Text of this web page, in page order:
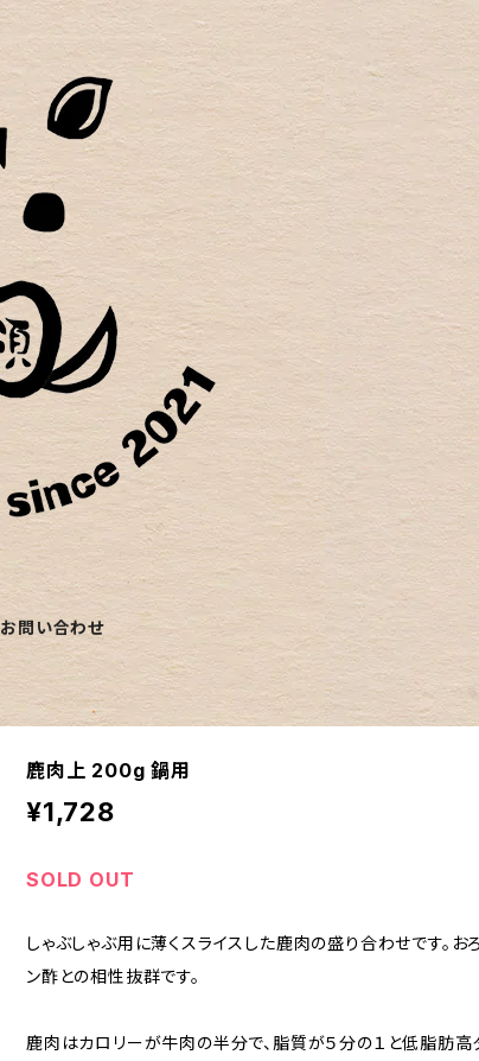
お問い合わせ
鹿肉上 200g 鍋用
¥1,728
SOLD OUT
しゃぶしゃぶ用に薄くスライスした鹿肉の盛り合わせです。お
ン酢との相性抜群です。
鹿肉はカロリーが牛肉の半分で、脂質が５分の１と低脂肪高